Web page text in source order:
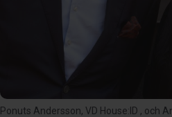
Ponuts Andersson, VD House:ID , och